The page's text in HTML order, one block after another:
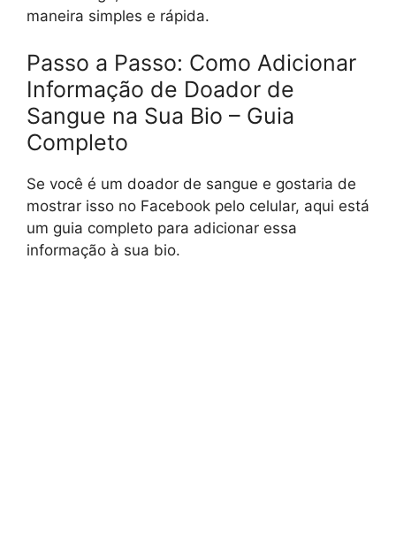
maneira simples e rápida.
Passo a Passo: Como Adicionar
Informação de Doador de
Sangue na Sua Bio – Guia
Completo
Se você é um doador de sangue e gostaria de
mostrar isso no Facebook pelo celular, aqui está
um guia completo para adicionar essa
informação à sua bio.